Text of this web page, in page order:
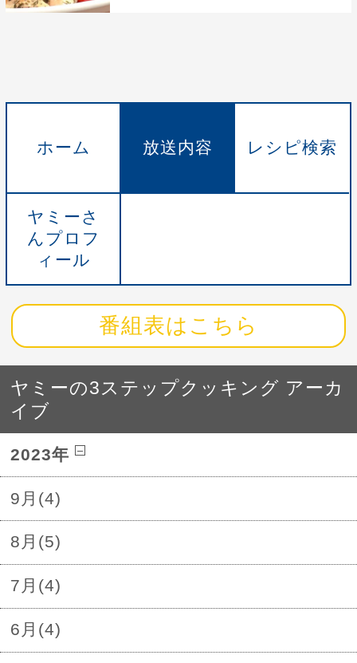
ホーム 放送内容 レシピ検索
ヤミーさ
んプロフ
ィール
番組表はこちら
ヤミーの3ステップクッキング アーカ
イブ
2023年
9月(4)
8月(5)
7月(4)
6月(4)